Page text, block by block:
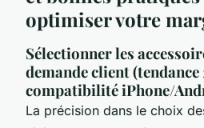
optimiser votre
Sélectionner les
demande client (tendance
compatibilité iPhone/
La précision dans le choix